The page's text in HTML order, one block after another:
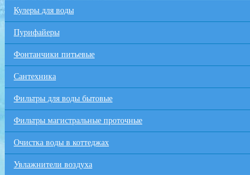
Кулеры для воды
Пурифайеры
Фонтанчики питьевые
Сантехника
Фильтры для воды бытовые
Фильтры магистральные проточные
Очистка воды в коттеджах
Увлажнители воздуха